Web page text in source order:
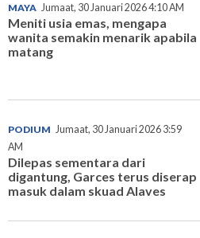
MAYA Jumaat, 30 Januari 2026 4:10 AM
Meniti usia emas, mengapa
wanita semakin menarik apabila
matang
PODIUM Jumaat, 30 Januari 2026 3:59
AM
Dilepas sementara dari
digantung, Garces terus diserap
masuk dalam skuad Alaves